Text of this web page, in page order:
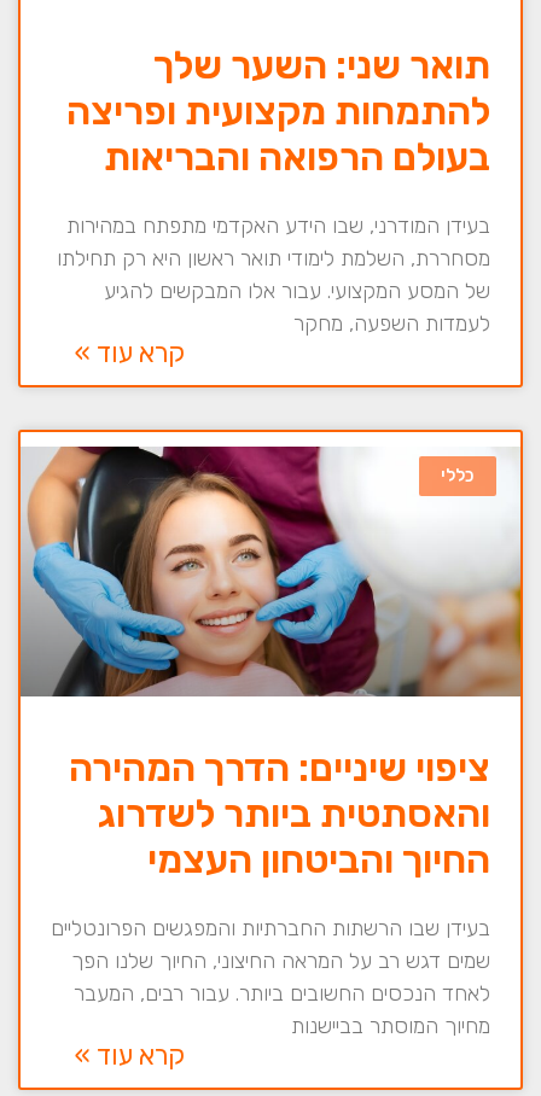
תואר שני: השער שלך
להתמחות מקצועית ופריצה
בעולם הרפואה והבריאות
בעידן המודרני, שבו הידע האקדמי מתפתח במהירות
מסחררת, השלמת לימודי תואר ראשון היא רק תחילתו
של המסע המקצועי. עבור אלו המבקשים להגיע
לעמדות השפעה, מחקר
קרא עוד »
כללי
ציפוי שיניים: הדרך המהירה
והאסתטית ביותר לשדרוג
החיוך והביטחון העצמי
בעידן שבו הרשתות החברתיות והמפגשים הפרונטליים
שמים דגש רב על המראה החיצוני, החיוך שלנו הפך
לאחד הנכסים החשובים ביותר. עבור רבים, המעבר
מחיוך המוסתר בביישנות
קרא עוד »